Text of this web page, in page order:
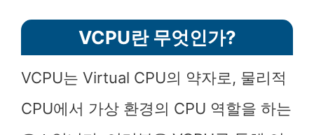
VCPU란 무엇인가?
VCPU는 Virtual CPU의 약자로, 물리적
CPU에서 가상 환경의 CPU 역할을 하는